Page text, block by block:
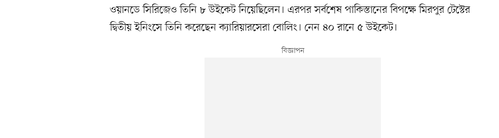
ওয়ানডে সিরিজেও তিনি ৮ উইকেট নিয়েছিলেন। এরপর সর্বশেষ পাকিস্তানের বিপক্ষে মিরপুর টেস্টের
দ্বিতীয় ইনিংসে তিনি করেছেন ক্যারিয়ারসেরা বোলিং। নেন ৪০ রানে ৫ উইকেট।